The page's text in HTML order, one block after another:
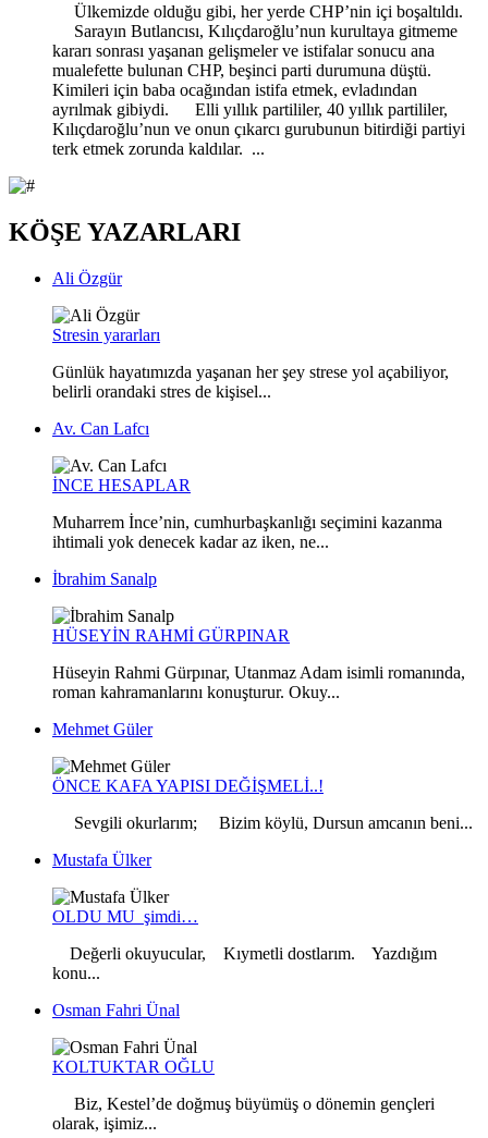
Ülkemizde olduğu gibi, her yerde CHP’nin içi boşaltıldı.
Sarayın Butlancısı, Kılıçdaroğlu’nun kurultaya gitmeme
kararı sonrası yaşanan gelişmeler ve istifalar sonucu ana
mualefette bulunan CHP, beşinci parti durumuna düştü.
Kimileri için baba ocağından istifa etmek, evladından
ayrılmak gibiydi. Elli yıllık partililer, 40 yıllık partililer,
Kılıçdaroğlu’nun ve onun çıkarcı gurubunun bitirdiği partiyi
terk etmek zorunda kaldılar. ...
KÖŞE YAZARLARI
Ali Özgür
Stresin yararları
Günlük hayatımızda yaşanan her şey strese yol açabiliyor,
belirli orandaki stres de kişisel...
Av. Can Lafcı
İNCE HESAPLAR
Muharrem İnce’nin, cumhurbaşkanlığı seçimini kazanma
ihtimali yok denecek kadar az iken, ne...
İbrahim Sanalp
HÜSEYİN RAHMİ GÜRPINAR
Hüseyin Rahmi Gürpınar, Utanmaz Adam isimli romanında,
roman kahramanlarını konuşturur. Okuy...
Mehmet Güler
ÖNCE KAFA YAPISI DEĞİŞMELİ..!
Sevgili okurlarım; Bizim köylü, Dursun amcanın beni...
Mustafa Ülker
OLDU MU şimdi…
Değerli okuyucular, Kıymetli dostlarım. Yazdığım
konu...
Osman Fahri Ünal
KOLTUKTAR OĞLU
Biz, Kestel’de doğmuş büyümüş o dönemin gençleri
olarak, işimiz...